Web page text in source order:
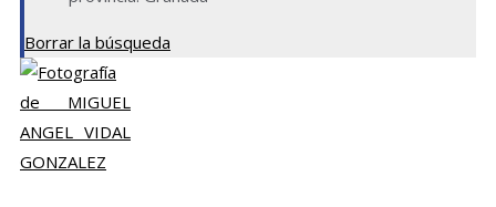
Borrar la búsqueda